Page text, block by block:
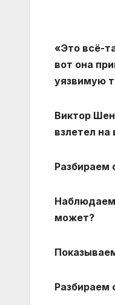
«Это всё-
вот она
уязвимую
Виктор
взлетел на
Разбираем
может?
Разбираем